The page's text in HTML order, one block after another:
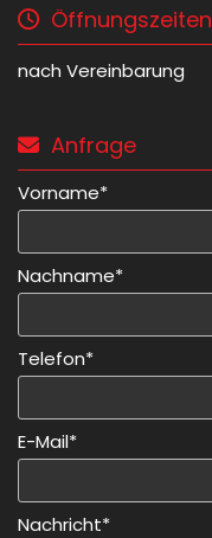
Öffnungszeiten
nach Vereinbarung
 Anfrage
Vorname*
Nachname*
Telefon*
E-Mail*
Nachricht*